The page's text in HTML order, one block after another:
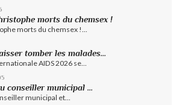
morts du chemsex !
morts du chemsex !...
tomber les malades...
AIDS 2026 se...
conseiller municipal ...
municipal et...